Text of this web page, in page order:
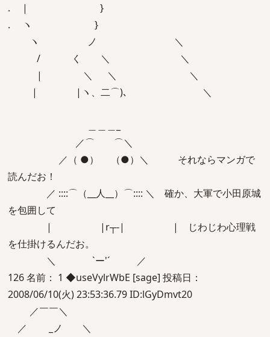
. | }
. ヽ }
ヽ ノ ＼
/ く ＼ ＼
| ＼ ＼ ＼
| |ヽ、二⌒)､ ＼
／⌒ ⌒＼
／（ ●） （●）＼ それならマンガで
読んだお！
／ ::::⌒（__人__）⌒:::: ＼ 確か、大軍で小田原城
を包囲して
| |r┬-| | じわじわ心理戦
を仕掛けるんだお。
＼ `ー'´ ／
126 名前： 1 ◆useVylrWbE [sage] 投稿日：
2008/06/10(火) 23:53:36.79 ID:lGyDmvt20
／￣￣＼
／ _ノ ＼